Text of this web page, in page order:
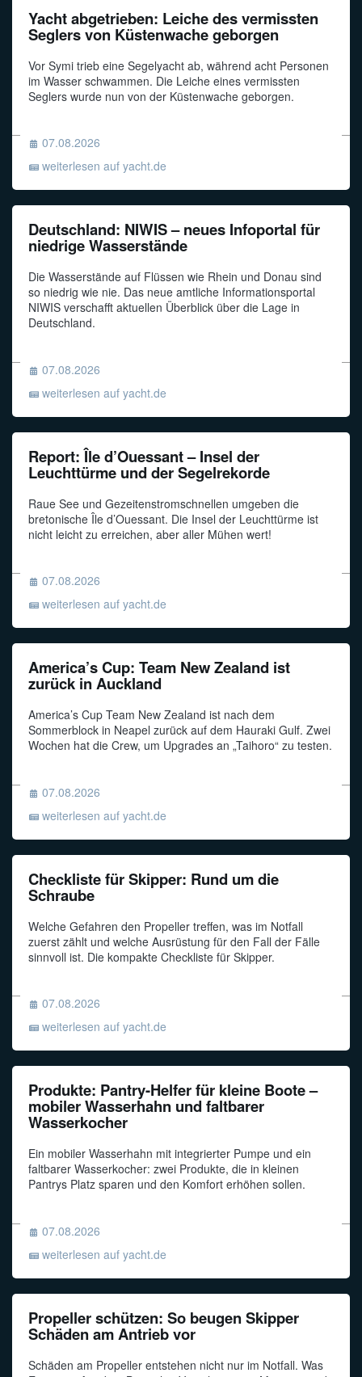
Yacht abgetrieben: Leiche des vermissten
Seglers von Küstenwache geborgen
Vor Symi trieb eine Segelyacht ab, während acht Personen
im Wasser schwammen. Die Leiche eines vermissten
Seglers wurde nun von der Küstenwache geborgen.
07.08.2026
weiterlesen auf yacht.de
Deutschland: NIWIS – neues Infoportal für
niedrige Wasserstände
Die Wasserstände auf Flüssen wie Rhein und Donau sind
so niedrig wie nie. Das neue amtliche Informationsportal
NIWIS verschafft aktuellen Überblick über die Lage in
Deutschland.
07.08.2026
weiterlesen auf yacht.de
Report: Île d’Ouessant – Insel der
Leuchttürme und der Segelrekorde
Raue See und Gezeitenstromschnellen umgeben die
bretonische Île d’Ouessant. Die Insel der Leuchttürme ist
nicht leicht zu erreichen, aber aller Mühen wert!
07.08.2026
weiterlesen auf yacht.de
America’s Cup: Team New Zealand ist
zurück in Auckland
America’s Cup Team New Zealand ist nach dem
Sommerblock in Neapel zurück auf dem Hauraki Gulf. Zwei
Wochen hat die Crew, um Upgrades an „Taihoro“ zu testen.
07.08.2026
weiterlesen auf yacht.de
Checkliste für Skipper: Rund um die
Schraube
Welche Gefahren den Propeller treffen, was im Notfall
zuerst zählt und welche Ausrüstung für den Fall der Fälle
sinnvoll ist. Die kompakte Checkliste für Skipper.
07.08.2026
weiterlesen auf yacht.de
Produkte: Pantry-Helfer für kleine Boote –
mobiler Wasserhahn und faltbarer
Wasserkocher
Ein mobiler Wasserhahn mit integrierter Pumpe und ein
faltbarer Wasserkocher: zwei Produkte, die in kleinen
Pantrys Platz sparen und den Komfort erhöhen sollen.
07.08.2026
weiterlesen auf yacht.de
Propeller schützen: So beugen Skipper
Schäden am Antrieb vor
Schäden am Propeller entstehen nicht nur im Notfall. Was